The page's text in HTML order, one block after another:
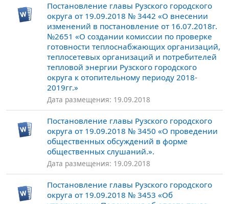
Постановление главы Рузского городского
округа от 19.09.2018 № 3442 «О внесении
изменений в постановление от 16.07.2018г.
№2651 «О создании комиссии по проверке
готовности теплоснабжающих организаций,
теплосетевых организаций и потребителей
тепловой энергии Рузского городского
округа к отопительному периоду 2018-
2019гг.»
Дата размещения: 19.09.2018
Постановление главы Рузского городского
округа от 19.09.2018 № 3450 «О проведении
общественных обсуждений в форме
общественных слушаний.».
Дата размещения: 19.09.2018
Постановление главы Рузского городского
округа от 19.09.2018 № 3453 «Об